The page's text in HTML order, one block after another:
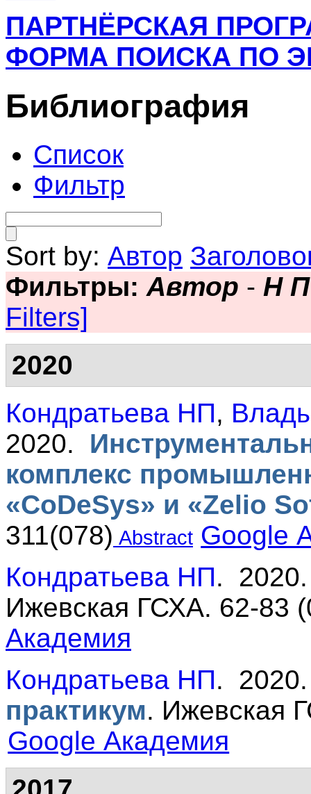
ПАРТНЁРСКАЯ
ФОРМА ПОИСКА ПО
Библиография
Список
Фильтр
Sort by: Автор
Фильтры: Автор - Н
Filters]
2020
Кондратьева НП,
2020.
комплекс
«CoDeSys» и «Zelio
311(078) Abstract Google
Кондратьева НП.
Ижевская ГСХА. 62-83
Академия
Кондратьева НП.
практикум. Ижевская
Google Академия